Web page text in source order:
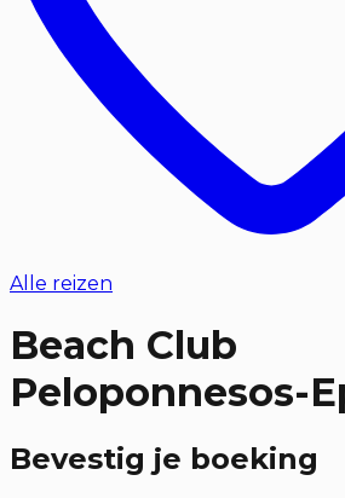
Alle reizen
Beach Club
Peloponnesos-
Bevestig je boeking